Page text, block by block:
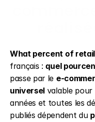
What percent of
français : quel
passe par le e-
universel valable
années et toutes les
publiés dépendent du